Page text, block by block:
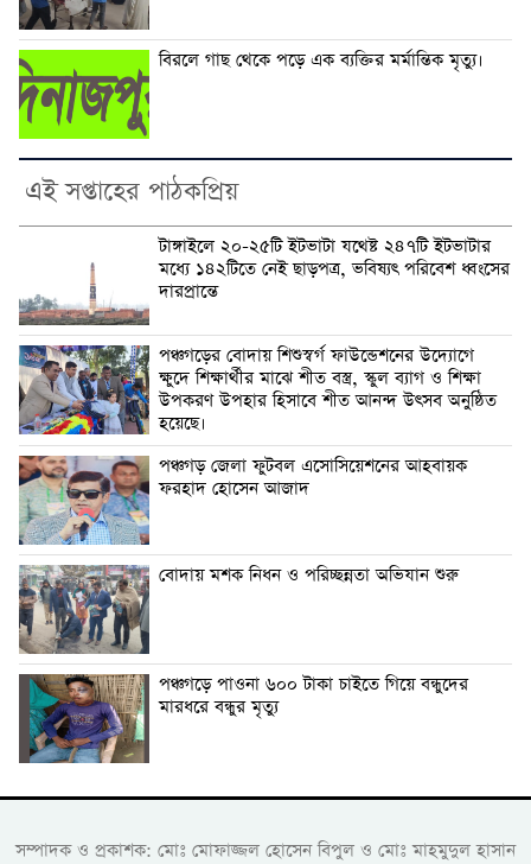
বিরলে গাছ থেকে পড়ে এক ব্যক্তির মর্মান্তিক মৃত্যু।
এই সপ্তাহের পাঠকপ্রিয়
টাঙ্গাইলে ২০-২৫টি ইটভাটা যথেষ্ট ২৪৭টি ইটভাটার
মধ্যে ১৪২টিতে নেই ছাড়পত্র, ভবিষ্যৎ পরিবেশ ধ্বংসের
দারপ্রান্তে
পঞ্চগড়ের বোদায় শিশুস্বর্গ ফাউন্ডেশনের উদ্যোগে
ক্ষুদে শিক্ষার্থীর মাঝে শীত বস্ত্র, স্কুল ব্যাগ ও শিক্ষা
উপকরণ উপহার হিসাবে শীত আনন্দ উৎসব অনুষ্ঠিত
হয়েছে।
পঞ্চগড় জেলা ফুটবল এসোসিয়েশনের আহবায়ক
ফরহাদ হোসেন আজাদ
বোদায় মশক নিধন ও পরিচ্ছন্নতা অভিযান শুরু
পঞ্চগড়ে পাওনা ৬০০ টাকা চাইতে গিয়ে বন্ধুদের
মারধরে বন্ধুর মৃত্যু
সম্পাদক ও প্রকাশক: মোঃ মোফাজ্জল হোসেন বিপুল ও মোঃ মাহমুদুল হাসান